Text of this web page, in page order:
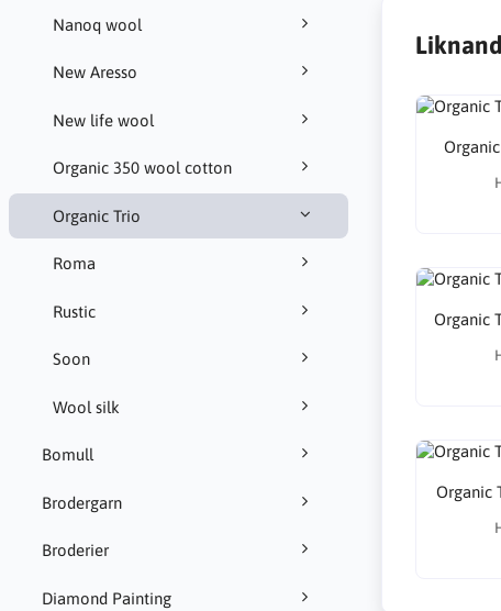
Nanoq wool
New Aresso
New life wool
Organic 350 wool cotton
Organic Trio
Roma
Rustic
Soon
Wool silk
Bomull
Brodergarn
Broderier
Diamond Painting
Organic
Organic